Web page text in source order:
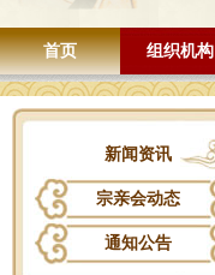
首页 组织机构
新闻资讯
宗亲会动态
通知公告